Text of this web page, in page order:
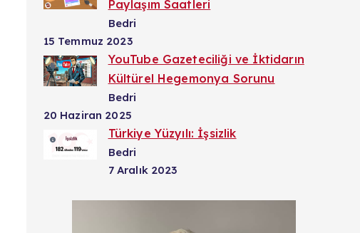
Paylaşım Saatleri
Bedri
15 Temmuz 2023
YouTube Gazeteciliği ve İktidarın
Kültürel Hegemonya Sorunu
Bedri
20 Haziran 2025
Türkiye Yüzyılı: İşsizlik
Bedri
7 Aralık 2023